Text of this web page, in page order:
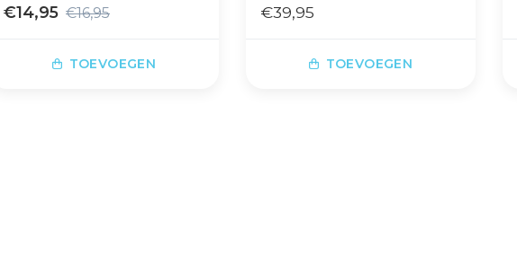
€14,95 €16,95
TOEVOEGEN
ZWART/SMOKE
€39,95
TOEVOEGEN